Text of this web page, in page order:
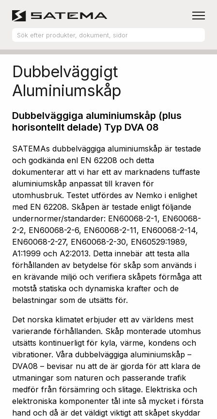
Produktsortiment Aluminiumskåp
Dubbelväggigt
Aluminiumskåp
Dubbelväggiga aluminiumskåp (plus
horisontellt delade) Typ DVA 08
SATEMAs dubbelväggiga aluminiumskåp är testade
och godkända enl EN 62208 och detta
dokumenterar att vi har ett av marknadens tuffaste
aluminiumskåp anpassat till kraven för
utomhusbruk. Testet utfördes av Nemko i enlighet
med EN 62208. Skåpen är testade enligt följande
undernormer/standarder: EN60068-2-1, EN60068-
2-2, EN60068-2-6, EN60068-2-11, EN60068-2-14,
EN60068-2-27, EN60068-2-30, EN60529:1989,
A1:1999 och A2:2013. Detta innebär att testa alla
förhållanden av betydelse för skåp som används i
en krävande miljö och verifiera skåpets förmåga att
motstå statiska och dynamiska krafter och de
belastningar som de utsätts för.
Det norska klimatet erbjuder ett av världens mest
varierande förhållanden. Skåp monterade utomhus
utsätts kontinuerligt för kyla, värme, kondens och
vibrationer. Våra dubbelväggiga aluminiumskåp –
DVA08 – bevisar nu att de är gjorda för att klara de
utmaningar som naturen och passerande trafik
medför från försämring och slitage. Elektriska och
elektroniska komponenter tål inte så mycket i första
hand och då är det väldigt viktigt att skåpet skyddar